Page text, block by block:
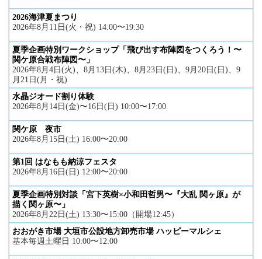
2026海津夏まつり
2026年8月11日(火・祝) 14:00〜19:30
夏季企画特別ワークショップ「飛び出す布陣図をつくろう！〜
関ケ原合戦布陣図〜」
2026年8月4日(火)、8月13日(木)、8月23日(日)、9月20日(日)、9
月21日(月・祝)
水晶ジオード割り体験
2026年8月14日(金)〜16日(日) 10:00〜17:00
関ケ原 夜市
2026年8月15日(土) 16:00〜20:00
第1回 はなもも納涼フェスタ
2026年8月16日(日) 12:00〜20:00
夏季企画特別対談「宮下英樹×小和田哲男〜『大乱 関ヶ原』が
描く関ヶ原〜」
2026年8月22日(土) 13:30〜15:00（開場12:45）
おおがき市場 大垣市公設地方卸売市場 ハッピーマルシェ
基本毎週土曜日 10:00〜12:00